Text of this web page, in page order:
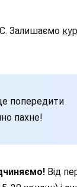
Залишаємо
попередити
пахне!
Від